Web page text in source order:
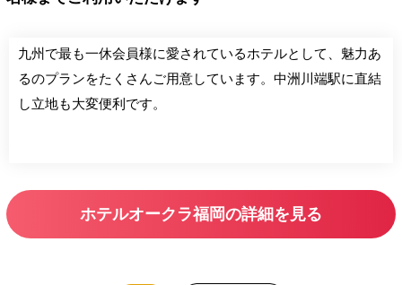
九州で最も一休会員様に愛されているホテルとして、魅力あ
るのプランをたくさんご用意しています。中洲川端駅に直結
し立地も大変便利です。
ホテルオークラ福岡の詳細を見る